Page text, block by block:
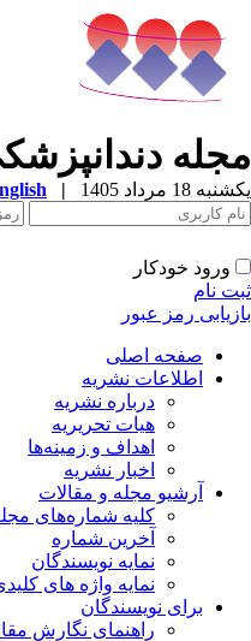
18 مرداد 1405 |
English
ورود خودکار
نام
رمز عبور
صفحه اصلی
اطلاعات نشریه
درباره نشریه
هیات تحریریه
اهداف و زمینه‌ها
اخبار نشریه
آرشیو مجله و مقالات
کلیه شماره‌های مجله
آخرین شماره
نمایه نویسندگان
نمایه واژه های کلیدی
برای نویسندگان
راهنمای نگارش مقاله